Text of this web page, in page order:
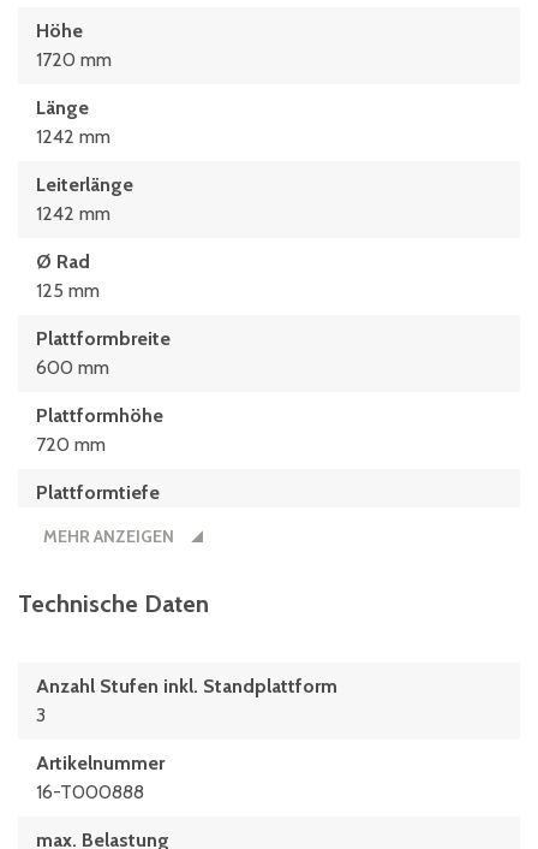
Höhe
1720 mm
Länge
1242 mm
Leiterlänge
1242 mm
Ø Rad
125 mm
Plattformbreite
600 mm
Plattformhöhe
720 mm
Plattformtiefe
200 mm
MEHR ANZEIGEN
Technische Daten
Anzahl Stufen inkl. Standplattform
3
Artikelnummer
16-T000888
max. Belastung